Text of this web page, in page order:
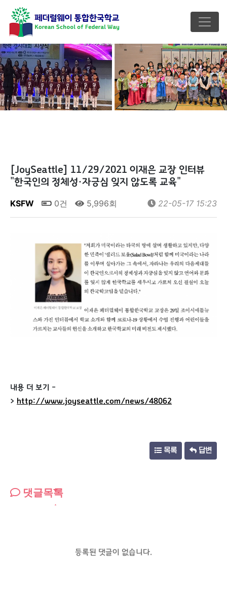
[JoySeattle] 11/29/2021 이재은 교장 인터뷰
"한국인의 정체성·자긍심 잊지 않도록 교육"
KSFW 0건 5,996회 22-05-17 15:23
내용 더 보기 -
> http://www.joyseattle.com/news/48062
목록 답변
댓글목록
등록된 댓글이 없습니다.